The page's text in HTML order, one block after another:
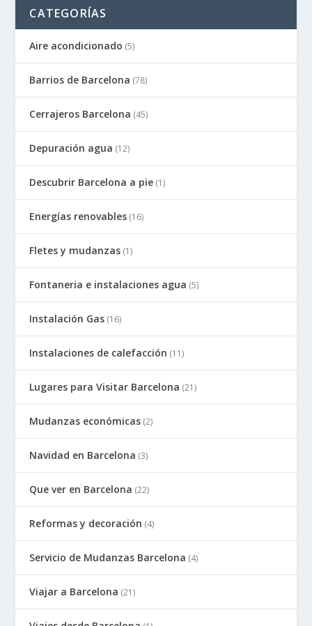
CATEGORÍAS
Aire acondicionado (5)
Barrios de Barcelona (78)
Cerrajeros Barcelona (45)
Depuración agua (12)
Descubrir Barcelona a pie (1)
Energías renovables (16)
Fletes y mudanzas (1)
Fontaneria e instalaciones agua (5)
Instalación Gas (16)
Instalaciones de calefacción (11)
Lugares para Visitar Barcelona (21)
Mudanzas económicas (2)
Navidad en Barcelona (3)
Que ver en Barcelona (22)
Reformas y decoración (4)
Servicio de Mudanzas Barcelona (4)
Viajar a Barcelona (21)